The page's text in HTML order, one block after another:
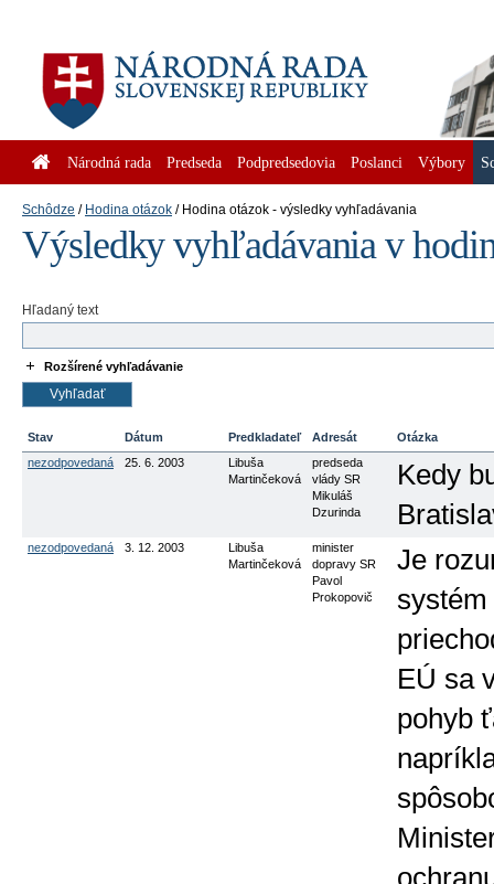
Národná rada Predseda Podpredsedovia Poslanci Výbory
Schôdze Hodina otázok Hodina otázok - výsledky vyhľadávania
Výsledky vyhľadávania v
Hľadaný text
Rozšírené vyhľadávanie
Stav Dátum Predkladateľ Adresát
Otázka
nezodpovedaná
25. 6. 2003
Libuša
Martinčeková
predseda
vlády SR
Mikuláš
Dzurinda
Kedy
nezodpovedaná 3. 12. 2003
Libuša
Martinčeková
minister
dopravy SR
Pavol
Prokopovič
Je
systém
EÚ sa
pohyb